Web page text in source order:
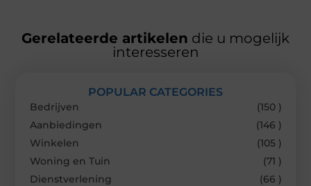
Gerelateerde artikelen die u mogelijk
interesseren
POPULAR CATEGORIES
Bedrijven
(150 )
Aanbiedingen
(146 )
Winkelen
(105 )
Woning en Tuin
(71 )
Dienstverlening
(66 )